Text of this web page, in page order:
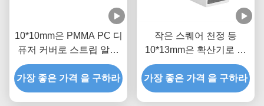
10*10mm은 PMMA PC 디
퓨저 커버로 스트립 알루
미늄 프로필을 주도했습니
다
가장 좋은 가격 을 구하라
작은 스퀘어 천정 등
10*13mm은 확산기로 스
트립 채널을 주도했습니다
가장 좋은 가격 을 구하라